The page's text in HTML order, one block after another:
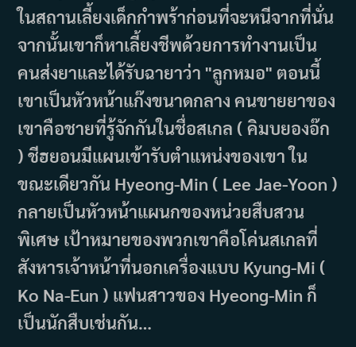
ในสถานเลี้ยงเด็กกำพร้าก่อนที่จะหนีจากที่นั่น
จากนั้นเขาก็หาเลี้ยงชีพด้วยการทำงานเป็น
คนส่งยาและได้รับฉายาว่า "ลูกหมอ" ตอนนี้
เขาเป็นหัวหน้าแก๊งขนาดกลาง คนขายยาของ
เขาคือชายที่รู้จักกันในชื่อสเกล ( คิมบยองอ๊ก
) ชีฮยอนมีแผนเข้ารับตำแหน่งของเขา ใน
ขณะเดียวกัน Hyeong-Min ( Lee Jae-Yoon )
กลายเป็นหัวหน้าแผนกของหน่วยสืบสวน
พิเศษ เป้าหมายของพวกเขาคือโค่นสเกลที่
สังหารเจ้าหน้าที่นอกเครื่องแบบ Kyung-Mi (
Ko Na-Eun ) แฟนสาวของ Hyeong-Min ก็
เป็นนักสืบเช่นกัน…